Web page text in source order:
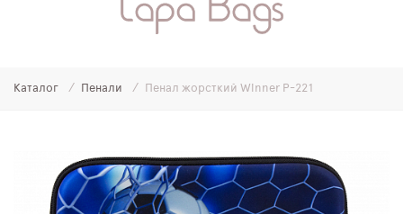
ШКІЛЬНІ РЮКЗАКИ ТА РАНЦІ
МОЛОДІЖНІ РЮКЗАКИ
МІШКИ ДЛЯ ВЗУТТЯ
Каталог Пенали Пенал жорсткий Winner P-221